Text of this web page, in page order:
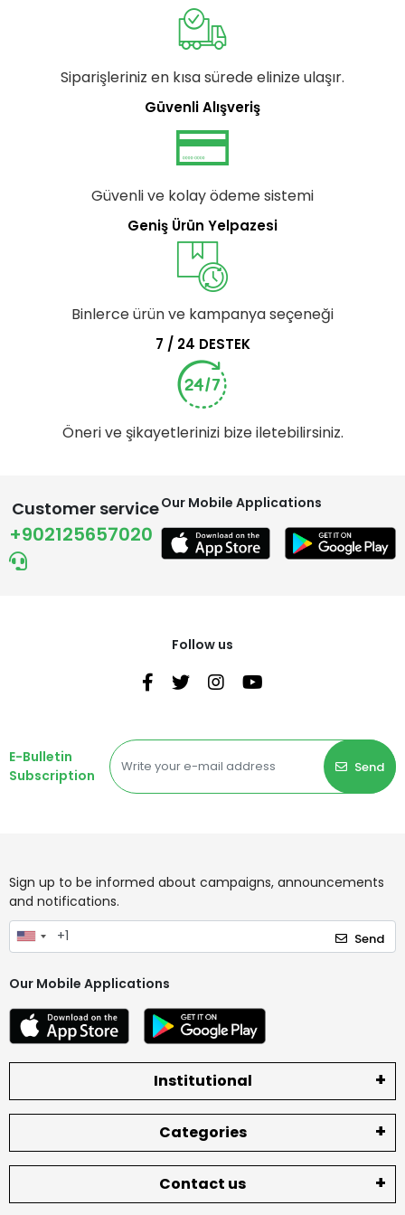
Siparişleriniz en kısa sürede elinize ulaşır.
Güvenli Alışveriş
Güvenli ve kolay ödeme sistemi
Geniş Ürün Yelpazesi
Binlerce ürün ve kampanya seçeneği
7 / 24 DESTEK
Öneri ve şikayetlerinizi bize iletebilirsiniz.
Customer service
+902125657020
Our Mobile Applications
Follow us
E-Bulletin
Subscription
Send
Sign up to be informed about campaigns, announcements
and notifications.
Send
Our Mobile Applications
Institutional
Categories
Contact us